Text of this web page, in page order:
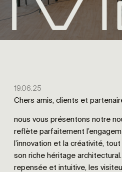
19.06.25
Chers amis, clients et
nous vous présentons notre
reflète parfaitement
l’innovation et la créativité,
son riche héritage
repensée et intuitive, les